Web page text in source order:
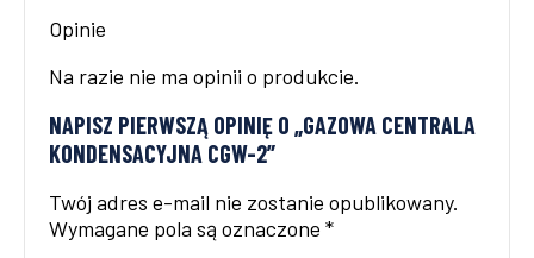
Opinie
Na razie nie ma opinii o produkcie.
NAPISZ PIERWSZĄ OPINIĘ O „GAZOWA CENTRALA
KONDENSACYJNA CGW-2”
Twój adres e-mail nie zostanie opublikowany.
Wymagane pola są oznaczone *